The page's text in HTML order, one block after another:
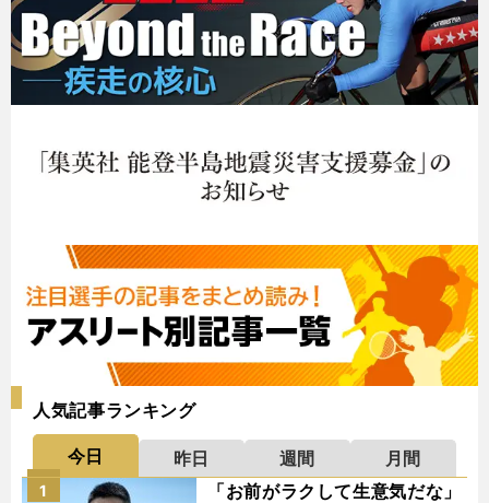
人気記事ランキング
今日 昨日 週間
月間
「お前がラクして生意気だな」
1